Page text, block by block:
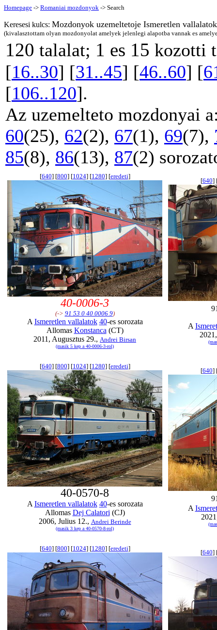
Homepage -> Romaniai mozdonyok -> Search
Keresesi kulcs: Mozdonyok uzemeltetoje Ismeretlen
(kivalasztottam olyan mozdonyolat amelyek jelenlegi alapotba vannak es
120 talalat; 1 es 15 kozotti
[16..30] [31..45] [46..60] [
[106..120].
Az uzemelteto mozdonyai
60(25), 62(2), 67(1), 69(7),
85(8), 86(13), 87(2)
[640] [800] [1024] [1280] [eredeti]
40-0006-3
(-> 91 53 0 40 0006 9)
A Ismeretlen vallalatok 40-es sorozata
Allomas Konstanca (CT)
2011, Augusztus 29., Andrei Birsan
(masik 5 kep a 40-0006-3-rol)
[640]
A
[640] [800] [1024] [1280] [eredeti]
40-0570-8
A Ismeretlen vallalatok 40-es sorozata
Allomas Dej Calatori (CJ)
2006, Julius 12., Andrei Berinde
(masik 3 kep a 40-0570-8-rol)
[640]
A
[640] [800] [1024] [1280] [eredeti]
[640]